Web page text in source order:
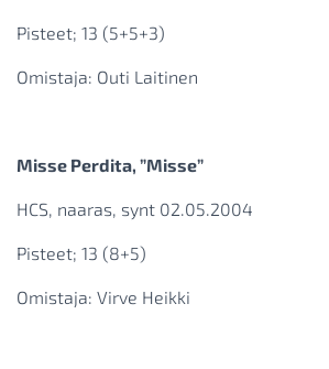
Pisteet; 13 (5+5+3)
Omistaja: Outi Laitinen
Misse Perdita, ”Misse”
HCS, naaras, synt 02.05.2004
Pisteet; 13 (8+5)
Omistaja: Virve Heikki